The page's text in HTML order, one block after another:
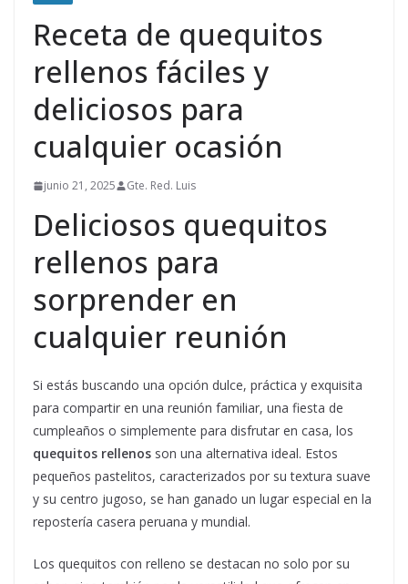
Receta de quequitos
rellenos fáciles y
deliciosos para
cualquier ocasión
junio 21, 2025 Gte. Red. Luis
Deliciosos quequitos
rellenos para
sorprender en
cualquier reunión
Si estás buscando una opción dulce, práctica y exquisita
para compartir en una reunión familiar, una fiesta de
cumpleaños o simplemente para disfrutar en casa, los
quequitos rellenos son una alternativa ideal. Estos
pequeños pastelitos, caracterizados por su textura suave
y su centro jugoso, se han ganado un lugar especial en la
repostería casera peruana y mundial.
Los quequitos con relleno se destacan no solo por su